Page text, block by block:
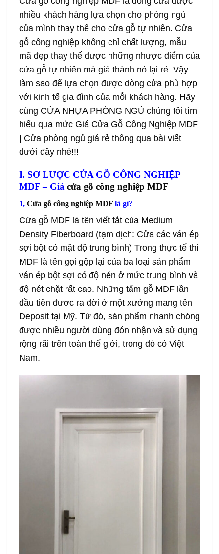
nhiều khách hàng lựa chọn cho phòng ngủ
của mình thay thế cho cửa gỗ tự nhiên. Cửa
gỗ công nghiệp không chỉ chất lượng, mẫu
mã đẹp thay thế được những nhược điểm của
cửa gỗ tự nhiên mà giá thành nó lại rẻ. Vậy
làm sao để lựa chọn được dòng cửa phù hợp
với kinh tế gia đình của mỗi khách hàng. Hãy
cùng CỬA NHỰA PHÒNG NGỦ chúng tôi tìm
hiểu qua mức Giá Cửa Gỗ Công Nghiệp MDF
| Cửa phòng ngủ giá rẻ thông qua bài viết
dưới đây nhé!!!
I. SƠ LƯỢC CỬA GỖ CÔNG NGHIỆP
MDF – Giá cửa gỗ công nghiệp MDF
1, Cửa gỗ công nghiệp MDF là gì?
Cửa gỗ MDF là tên viết tắt của Medium
Density Fiberboard (tạm dịch: Cửa các ván ép
sợi bột có mật độ trung bình) Trong thực tế thì
MDF là tên gọi gộp lại của ba loại sản phẩm
ván ép bột sợi có độ nén ở mức trung bình và
độ nét chặt rất cao. Những tấm gỗ MDF lần
đầu tiên được ra đời ở một xưởng mang tên
Deposit tại Mỹ. Từ đó, sản phẩm nhanh chóng
được nhiều người dùng đón nhận và sử dụng
rộng rãi trên toàn thế giới, trong đó có Việt
Nam.